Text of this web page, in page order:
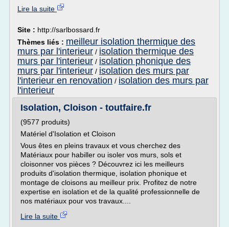
Lire la suite
Site : http://sarlbossard.fr
Thèmes liés : meilleur isolation thermique des
murs par l'interieur / isolation thermique des
murs par l'interieur / isolation phonique des
murs par l'interieur / isolation des murs par
l'interieur en renovation / isolation des murs par
l'interieur
Isolation, Cloison - toutfaire.fr
(9577 produits)
Matériel d'Isolation et Cloison
Vous êtes en pleins travaux et vous cherchez des
Matériaux pour habiller ou isoler vos murs, sols et
cloisonner vos pièces ? Découvrez ici les meilleurs
produits d'isolation thermique, isolation phonique et
montage de cloisons au meilleur prix. Profitez de notre
expertise en isolation et de la qualité professionnelle de
nos matériaux pour vos travaux....
Lire la suite